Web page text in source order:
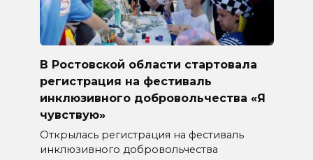
В Ростовской области стартовала
регистрация на фестиваль
инклюзивного добровольчества «Я
чувствую»
Открылась регистрация на фестиваль
инклюзивного добровольчества